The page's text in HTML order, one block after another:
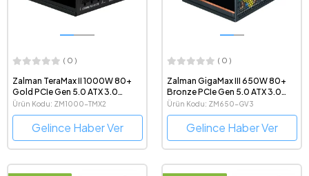
( 0 )
Zalman TeraMax II 1000W 80+
Gold PCIe Gen 5.0 ATX 3.0
Uyumlu Güç Kaynağı
Ürün Kodu: ZM1000-TMX2
Gelince Haber Ver
( 0 )
Zalman GigaMax III 650W 80+
Bronze PCIe Gen 5.0 ATX 3.0
Uyumlu Güç Kaynağı
Ürün Kodu: ZM650-GV3
Gelince Haber Ver